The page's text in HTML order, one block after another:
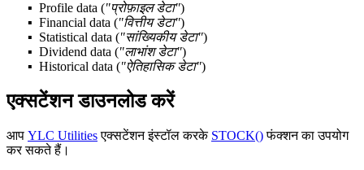
Profile data ("प्रोफ़ाइल डेटा")
Financial data ("वित्तीय डेटा")
Statistical data ("सांख्यिकीय डेटा")
Dividend data ("लाभांश डेटा")
Historical data ("ऐतिहासिक डेटा")
एक्सटेंशन डाउनलोड करें
आप YLC Utilitiesएक्सटेंशन इंस्टॉल करके STOCK()फंक्शन का उपयोग
कर सकते हैं।